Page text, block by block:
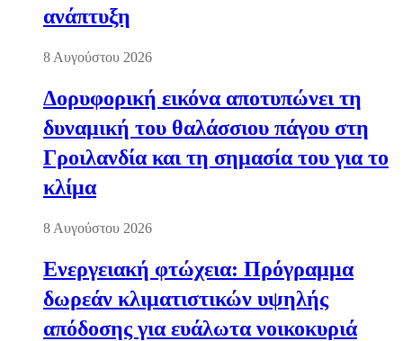
ανάπτυξη
8 Αυγούστου 2026
Δορυφορική εικόνα αποτυπώνει τη
δυναμική του θαλάσσιου πάγου στη
Γροιλανδία και τη σημασία του για το
κλίμα
8 Αυγούστου 2026
Ενεργειακή φτώχεια: Πρόγραμμα
δωρεάν κλιματιστικών υψηλής
απόδοσης για ευάλωτα νοικοκυριά